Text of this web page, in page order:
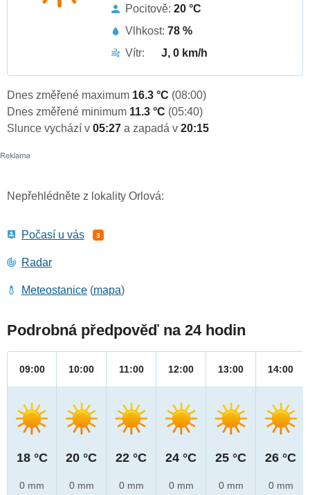
Pocitově: 20 °C
Vlhkost: 78 %
Vítr:
J, 0 km/h
Dnes změřené maximum 16.3 °C (08:00)
Dnes změřené minimum 11.3 °C (05:40)
Slunce vychází v 05:27 a zapadá v 20:15
Nepřehlédněte z lokality Orlová:
Počasí u vás 3
Radar
Meteostanice (mapa)
Podrobná předpověď na 24 hodin
09:00
18 °C
0 mm
10:00
20 °C
0 mm
11:00
22 °C
0 mm
12:00
24 °C
0 mm
13:00
25 °C
0 mm
14:00
26 °C
0 mm